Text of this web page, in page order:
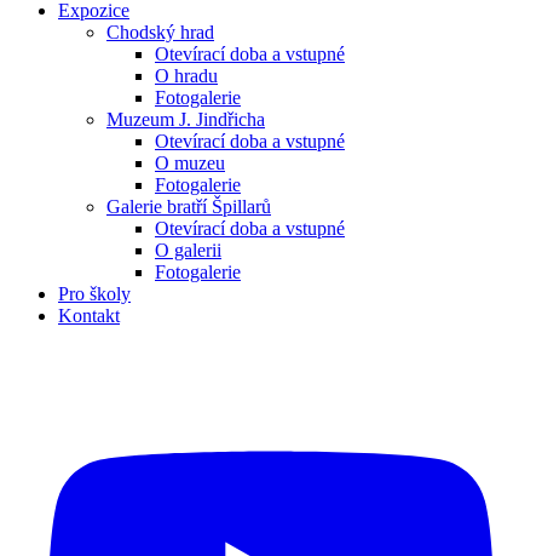
Expozice
Chodský hrad
Otevírací doba a vstupné
O hradu
Fotogalerie
Muzeum J. Jindřicha
Otevírací doba a vstupné
O muzeu
Fotogalerie
Galerie bratří Špillarů
Otevírací doba a vstupné
O galerii
Fotogalerie
Pro školy
Kontakt